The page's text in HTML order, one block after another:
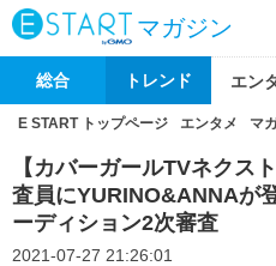
マガジン
総合 トレンド エン
E START トップページ エンタメ マ
【カバーガールTVネクス
査員にYURINO&ANNAが
ーディション2次審査
2021-07-27 21:26:01